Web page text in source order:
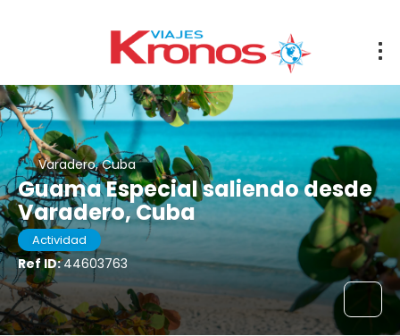
Varadero, Cuba
Guama Especial saliendo desde
Varadero, Cuba
Actividad
Ref ID:44603763